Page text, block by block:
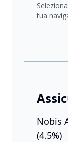
tua
Nobis
(4.5%)